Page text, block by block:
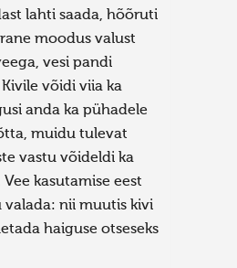
lahti saada, hõõruti
moodus valust
vesi pandi
võidi viia ka
anda ka pühadele
muidu tulevat
vastu võideldi ka
kasutamise eest
valada: nii muutis kivi
haiguse otseseks